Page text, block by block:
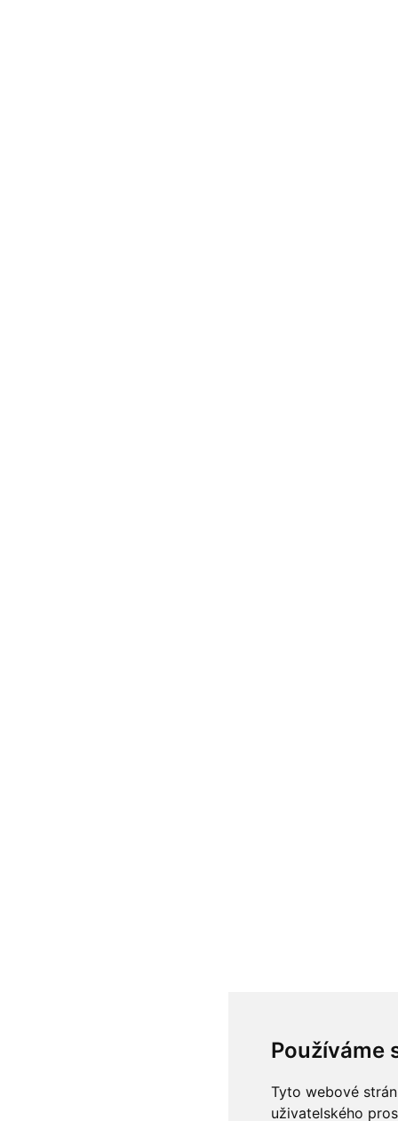
Používáme
Tyto webové
uživatelského